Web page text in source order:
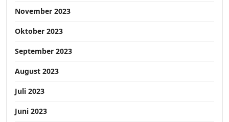
November 2023
Oktober 2023
September 2023
August 2023
Juli 2023
Juni 2023